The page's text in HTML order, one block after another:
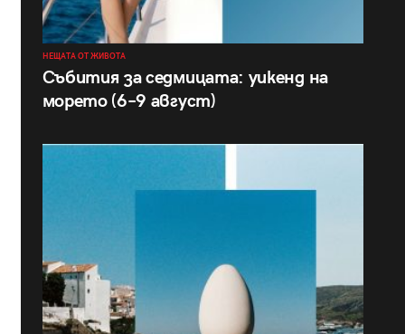
НЕЩАТА ОТ ЖИВОТА
Събития за седмицата: уикенд на
морето (6–9 август)